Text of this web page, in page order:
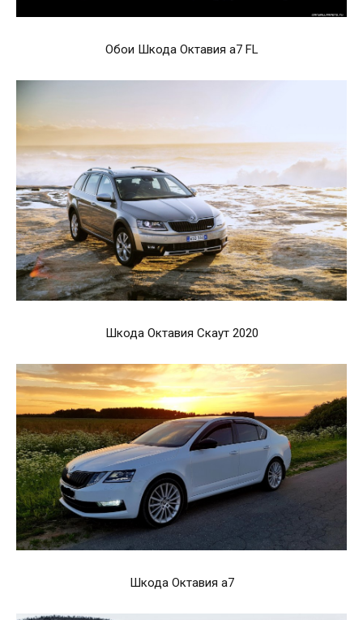
Обои Шкода Октавия а7 FL
Шкода Октавия Скаут 2020
Шкода Октавия а7